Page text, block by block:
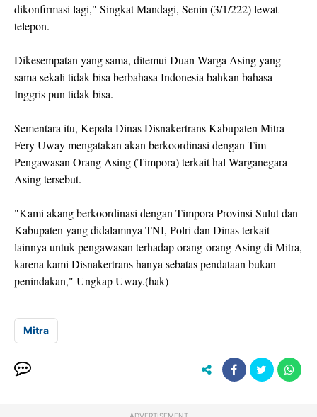
dikonfirmasi lagi," Singkat Mandagi, Senin (3/1/222) lewat
telepon.
Dikesempatan yang sama, ditemui Duan Warga Asing yang
sama sekali tidak bisa berbahasa Indonesia bahkan bahasa
Inggris pun tidak bisa.
Sementara itu, Kepala Dinas Disnakertrans Kabupaten Mitra
Fery Uway mengatakan akan berkoordinasi dengan Tim
Pengawasan Orang Asing (Timpora) terkait hal Warganegara
Asing tersebut.
"Kami akang berkoordinasi dengan Timpora Provinsi Sulut dan
Kabupaten yang didalamnya TNI, Polri dan Dinas terkait
lainnya untuk pengawasan terhadap orang-orang Asing di Mitra,
karena kami Disnakertrans hanya sebatas pendataan bukan
penindakan," Ungkap Uway.(hak)
Mitra